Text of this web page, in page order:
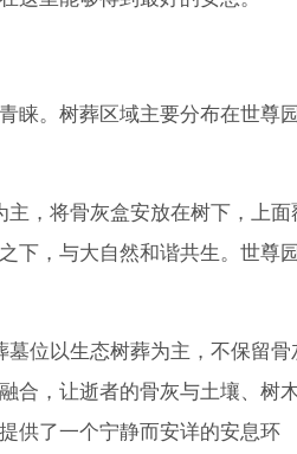
睐。树葬区域主要分布在世尊园
，将骨灰盒安放在树下，上面
下，与大自然和谐共生。世尊园
位以生态树葬为主，不保留骨
合，让逝者的骨灰与土壤、树
供了一个宁静而安详的安息环